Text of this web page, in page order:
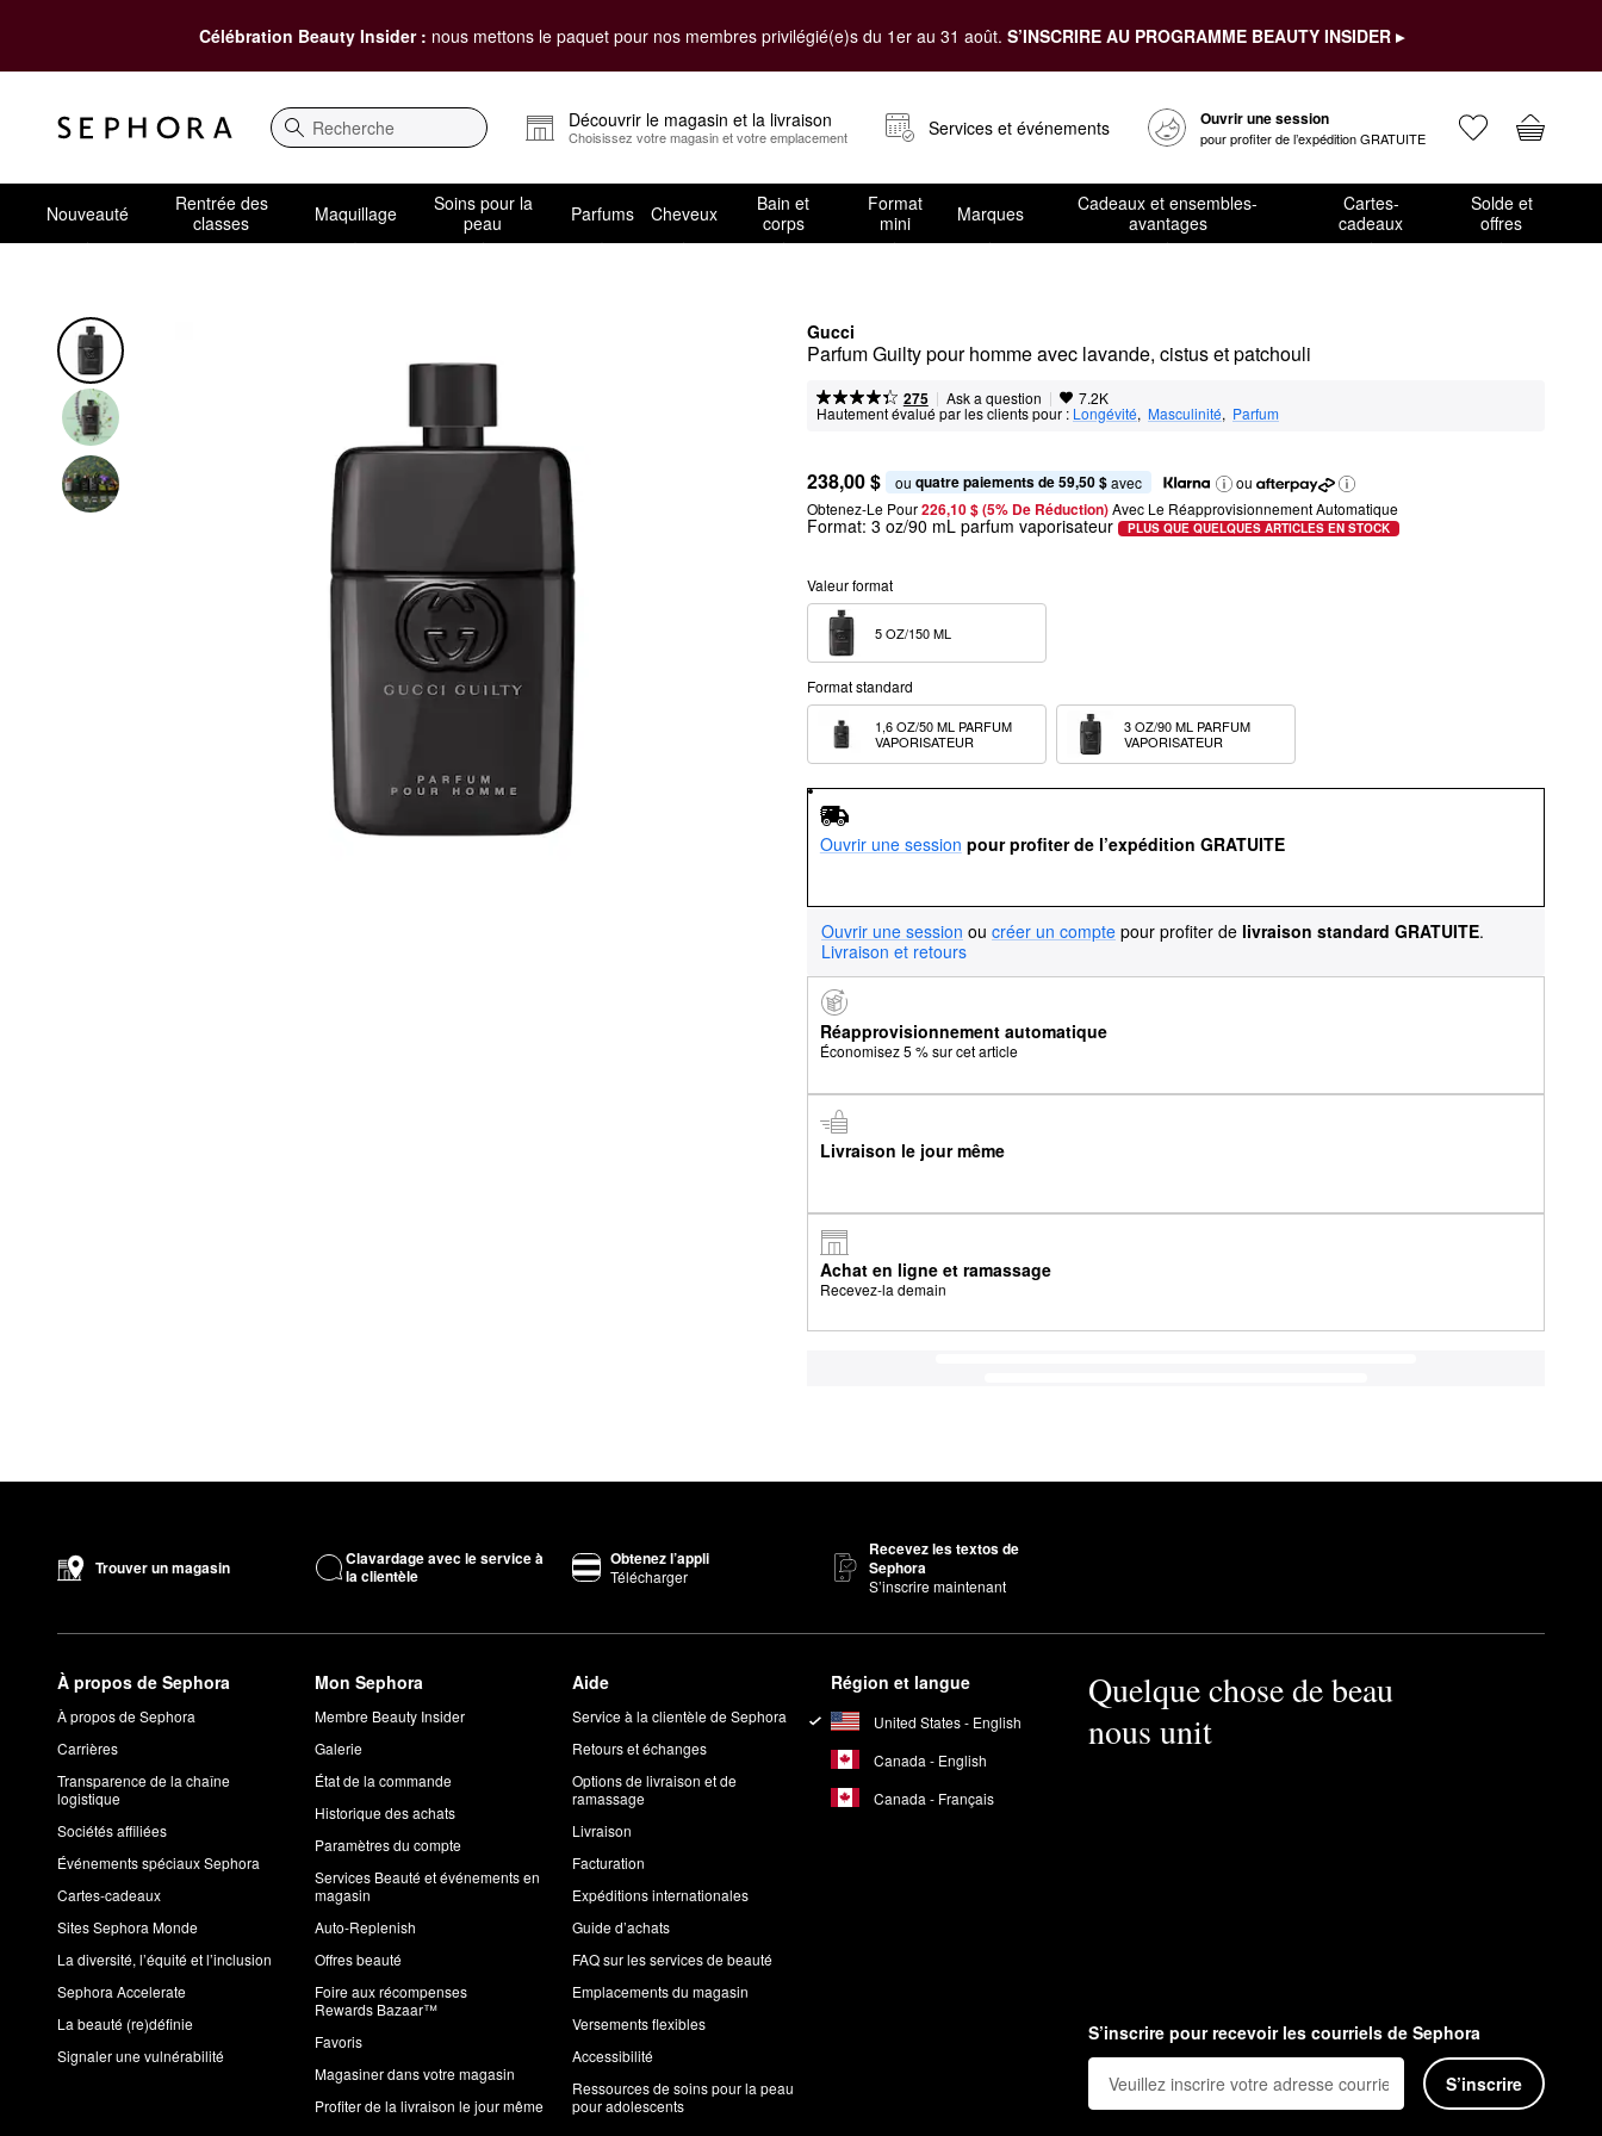
Célébration Beauty Insider : nous mettons le paquet pour nos membres privilégié(e)s du 1er au 31 août. S’INSCRIRE AU PROGRAMME BEAUTY INSIDER ▸
Recherche
Découvrir le magasin et la livraison
Choisissez votre magasin et votre emplacement Services et événements Ouvrir une session
pour profiter de l’expédition GRATUITE
Nouveauté
Rentrée des
classes
Maquillage
Soins pour la
peau
Parfums Cheveux
Bain et
corps
Format
mini
Marques
Cadeaux et ensembles-
avantages
Cartes-
cadeaux
Solde et
offres
Gucci
Parfum Guilty pour homme avec lavande, cistus et patchouli
275 | Ask a question | 7.2K
Hautement évalué par les clients pour : Longévité, Masculinité, Parfum
238,00 $ ou quatre paiements de 59,50 $ avec
ou
Obtenez-Le Pour226,10 $ (5% De Réduction) Avec Le Réapprovisionnement Automatique
Format: 3 oz/90 mL parfum vaporisateur PLUS QUE QUELQUES ARTICLES EN STOCK
Valeur format
Format standard
1,6 OZ/50 ML PARFUM
VAPORISATEUR
3 OZ/90 ML PARFUM
VAPORISATEUR
Ouvrir une session pour profiter de l’expédition GRATUITE
Ouvrir une session ou créer un compte pour profiter de livraison standard GRATUITE.
Livraison et retours
Réapprovisionnement automatique
Économisez 5 % sur cet article
Livraison le jour même
Achat en ligne et ramassage
Recevez-la demain
Trouver un magasin
Clavardage avec le service à
la clientèle
Obtenez l’appli
Télécharger
Recevez les textos de
Sephora
S’inscrire maintenant
À propos de Sephora
À propos de Sephora
Carrières
Transparence de la chaîne
logistique
Sociétés affiliées
Événements spéciaux Sephora
Cartes-cadeaux
Sites Sephora Monde
La diversité, l’équité et l’inclusion
Sephora Accelerate
La beauté (re)définie
Signaler une vulnérabilité
Mon Sephora
Membre Beauty Insider
Galerie
État de la commande
Historique des achats
Paramètres du compte
Services Beauté et événements en
magasin
Auto-Replenish
Offres beauté
Foire aux récompenses
Rewards Bazaar™
Favoris
Magasiner dans votre magasin
Profiter de la livraison le jour même
Aide
Service à la clientèle de Sephora
Retours et échanges
Options de livraison et de
ramassage
Livraison
Facturation
Expéditions internationales
Guide d’achats
FAQ sur les services de beauté
Emplacements du magasin
Versements flexibles
Accessibilité
Ressources de soins pour la peau
pour adolescents
Région et langue
United States - English
Canada - English
Canada - Français
Quelque chose de beau
nous unit
S’inscrire pour recevoir les courriels de Sephora
S’inscrire